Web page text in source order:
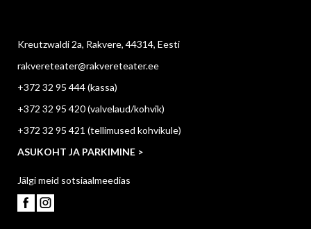
Kreutzwaldi 2a, Rakvere, 44314, Eesti
rakvereteater@rakvereteater.ee
+372 32 95 444(kassa)
+372 32 95 420(valvelaud/kohvik)
+372 32 95 421 (tellimused kohvikule)
ASUKOHT JA PARKIMINE >
Jälgi meid sotsiaalmeedias